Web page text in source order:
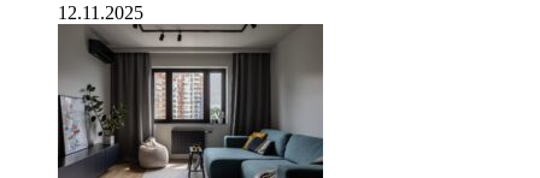
12.11.2025